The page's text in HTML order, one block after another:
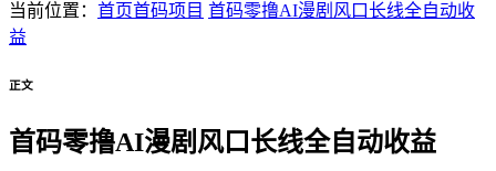
当前位置： 首页首码项目 首码零撸AI漫剧风口长线全自动收
益
正文
首码零撸AI漫剧风口长线全自动收益